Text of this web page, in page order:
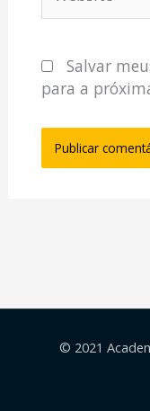
Salvar
para a
© 2021